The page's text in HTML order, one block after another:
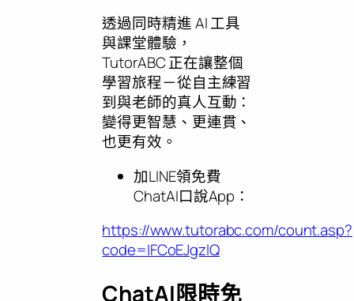
透過同時精進 AI 工具
與課堂體驗，
TutorABC 正在讓整個
學習旅程－從自主練習
到與老師的真人互動：
變得更智慧、更連貫、
也更有效。
加LINE領免費
ChatAI口說App：
https://www.tutorabc.com/count.asp?
code=IFCoEJgzlQ
ChatAI限時免